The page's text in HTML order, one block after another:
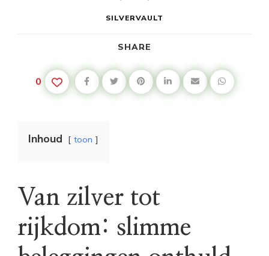
SILVERVAULT
SHARE
0
Inhoud toon
Van zilver tot
rijkdom: slimme